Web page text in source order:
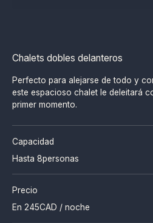
Chalets dobles delanteros
Perfecto para alejarse de todo y
este espacioso chalet le deleitará
primer momento.
Capacidad
Hasta 8personas
Precio
En 245CAD / noche